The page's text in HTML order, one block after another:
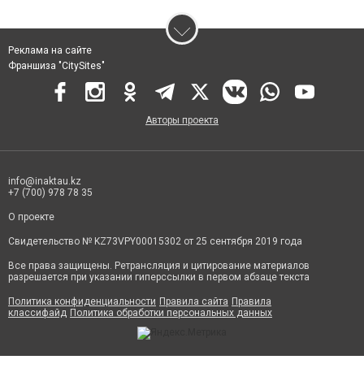
Реклама на сайте
Франшиза "CitySites"
Авторы проекта
info@inaktau.kz
+7 (700) 978 78 35
О проекте
Свидетельство № KZ73VPY00015302 от 25 сентября 2019 года
Все права защищены. Ретрансляция и цитирование материалов
разрешается при указании гиперссылки в первом абзаце текста
Политика конфиденциальности Правила сайта Правила
классифайд Политика обработки персональных данных